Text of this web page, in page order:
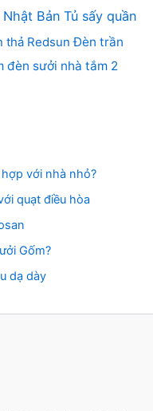
Bản Tủ sấy quần
thả Redsun Đèn trần
đèn sưởi nhà tắm 2
với nhà nhỏ?
quạt điều hòa
Gốm?
dạ dày